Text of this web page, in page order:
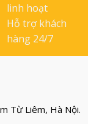
linh hoạt
Hỗ trợ khách
hàng 24/7
Từ Liêm, Hà Nội.